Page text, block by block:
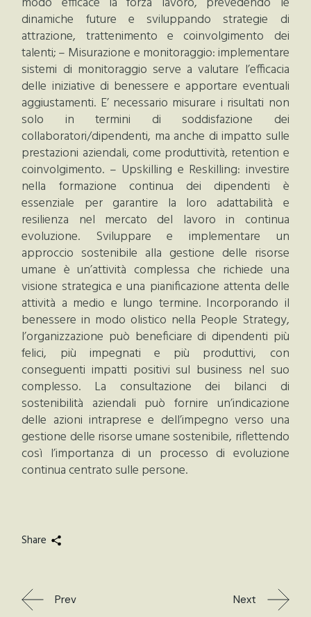
dinamiche future e sviluppando strategie di
attrazione, trattenimento e coinvolgimento dei
talenti; – Misurazione e monitoraggio: implementare
sistemi di monitoraggio serve a valutare l’efficacia
delle iniziative di benessere e apportare eventuali
aggiustamenti. E’ necessario misurare i risultati non
solo in termini di soddisfazione dei
collaboratori/dipendenti, ma anche di impatto sulle
prestazioni aziendali, come produttività, retention e
coinvolgimento. – Upskilling e Reskilling: investire
nella formazione continua dei dipendenti è
essenziale per garantire la loro adattabilità e
resilienza nel mercato del lavoro in continua
evoluzione. Sviluppare e implementare un
approccio sostenibile alla gestione delle risorse
umane è un’attività complessa che richiede una
visione strategica e una pianificazione attenta delle
attività a medio e lungo termine. Incorporando il
benessere in modo olistico nella People Strategy,
l’organizzazione può beneficiare di dipendenti più
felici, più impegnati e più produttivi, con
conseguenti impatti positivi sul business nel suo
complesso. La consultazione dei bilanci di
sostenibilità aziendali può fornire un’indicazione
delle azioni intraprese e dell’impegno verso una
gestione delle risorse umane sostenibile, riflettendo
così l’importanza di un processo di evoluzione
continua centrato sulle persone.
Share
Prev Next